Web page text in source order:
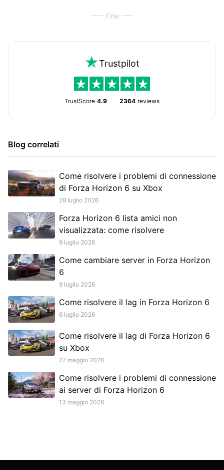
Fine
Trustpilot
TrustScore 4.9 2364 reviews
Blog correlati
Come risolvere i problemi di connessione
di Forza Horizon 6 su Xbox
28 luglio 2026
Forza Horizon 6 lista amici non
visualizzata: come risolvere
9 luglio 2026
Come cambiare server in Forza Horizon
6
9 luglio 2026
Come risolvere il lag in Forza Horizon 6
6 luglio 2026
Come risolvere il lag di Forza Horizon 6
su Xbox
27 maggio 2026
Come risolvere i problemi di connessione
ai server di Forza Horizon 6
13 maggio 2026